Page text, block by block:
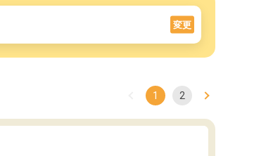
変更
1 2